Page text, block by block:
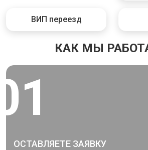
ВИП переезд
КАК МЫ
ОСТАВЛЯЕТЕ ЗАЯВКУ